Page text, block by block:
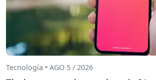
Tecnología • AGO 5 / 2026